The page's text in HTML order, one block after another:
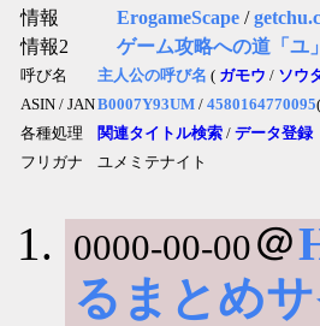
情報
ErogameScape /
情報2
ゲーム攻略への道「ユ
呼び名 主人公の呼び名 ( ガモウ / ソウ
ASIN / JANB0007Y93UM / 4580164770095
各種処理
関連タイトル検索 / データ登録
フリガナ
ユメミテナイト
0000-00-00＠
るまとめ